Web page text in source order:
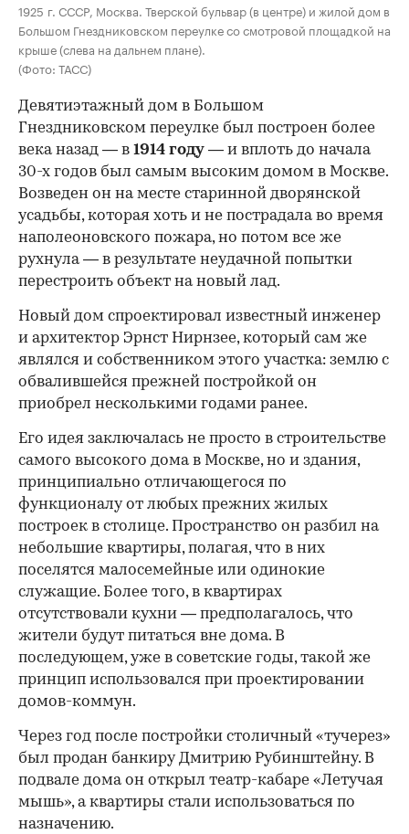
1925 г. СССР, Москва. Тверской бульвар (в центре) и жилой дом в
Большом Гнездниковском переулке со смотровой площадкой на
крыше (слева на дальнем плане).
(Фото: ТАСС)
Девятиэтажный дом в Большом
Гнездниковском переулке был построен более
века назад — в 1914 году — и вплоть до начала
30-х годов был самым высоким домом в Москве.
Возведен он на месте старинной дворянской
усадьбы, которая хоть и не пострадала во время
наполеоновского пожара, но потом все же
рухнула — в результате неудачной попытки
перестроить объект на новый лад.
Новый дом спроектировал известный инженер
и архитектор Эрнст Нирнзее, который сам же
являлся и собственником этого участка: землю с
обвалившейся прежней постройкой он
приобрел несколькими годами ранее.
Его идея заключалась не просто в строительстве
самого высокого дома в Москве, но и здания,
принципиально отличающегося по
функционалу от любых прежних жилых
построек в столице. Пространство он разбил на
небольшие квартиры, полагая, что в них
поселятся малосемейные или одинокие
служащие. Более того, в квартирах
отсутствовали кухни — предполагалось, что
жители будут питаться вне дома. В
последующем, уже в советские годы, такой же
принцип использовался при проектировании
домов-коммун.
Через год после постройки столичный «тучерез»
был продан банкиру Дмитрию Рубинштейну. В
подвале дома он открыл театр-кабаре «Летучая
мышь», а квартиры стали использоваться по
назначению.